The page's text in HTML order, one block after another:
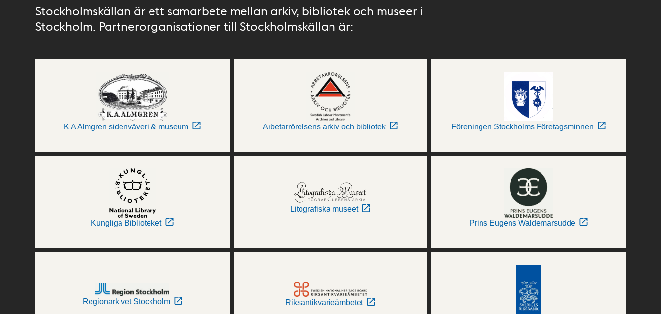
Stockholmskällan är ett samarbete mellan arkiv, bibliotek och museer i
Stockholm. Partnerorganisationer till Stockholmskällan är:
K A Almgren sidenväveri & museum Arbetarrörelsens arkiv och bibliotek Föreningen Stockholms Företagsminnen
Kungliga Biblioteket
Litografiska museet
Prins Eugens Waldemarsudde
Regionarkivet Stockholm Riksantikvarieämbetet